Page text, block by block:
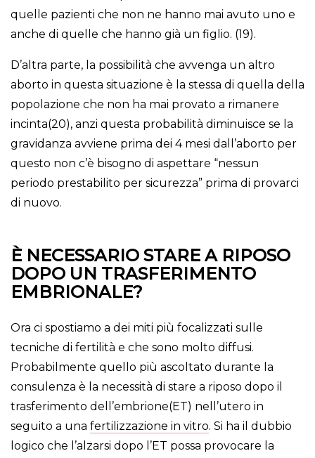
quelle pazienti che non ne hanno mai avuto uno e
anche di quelle che hanno già un figlio. (19).
D’altra parte, la possibilità che avvenga un altro
aborto in questa situazione è la stessa di quella della
popolazione che non ha mai provato a rimanere
incinta(20), anzi questa probabilità diminuisce se la
gravidanza avviene prima dei 4 mesi dall’aborto per
questo non c’è bisogno di aspettare “nessun
periodo prestabilito per sicurezza” prima di provarci
di nuovo.
È NECESSARIO STARE A RIPOSO
DOPO UN TRASFERIMENTO
EMBRIONALE?
Ora ci spostiamo a dei miti più focalizzati sulle
tecniche di fertilità e che sono molto diffusi.
Probabilmente quello più ascoltato durante la
consulenza è la necessità di stare a riposo dopo il
trasferimento dell’embrione(ET) nell’utero in
seguito a una fertilizzazione in vitro. Si ha il dubbio
logico che l’alzarsi dopo l’ET possa provocare la